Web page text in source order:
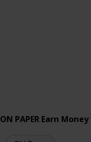
PAPER Earn Money